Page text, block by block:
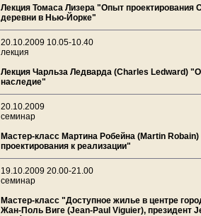
Лекция Томаса Лизера "Опыт проектирования
деревни в Нью-Йорке"
20.10.2009 10.05-10.40
лекция
Лекция Чарльза Ледварда (Charles Ledward)
наследие"
20.10.2009
семинар
Мастер-класс Мартина Робейна (Martin
проектирования к реализации"
19.10.2009 20.00-21.00
семинар
Мастер-класс "Доступное жилье в центре
Жан-Поль Виге (Jean-Paul Viguier), президент